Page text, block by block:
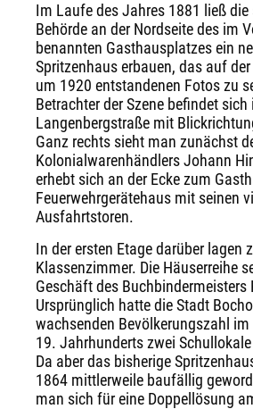
Im Laufe des Jahres 1881 ließ
Behörde an der Nordseite des im
benannten Gasthausplatzes ein
Spritzenhaus erbauen, das auf
um 1920 entstandenen Fotos zu
Betrachter der Szene befindet sich
Langenbergstraße mit
Ganz rechts sieht man zunächst
Kolonialwarenhändlers Johann
erhebt sich an der Ecke zum
Feuerwehrgerätehaus mit seinen
Ausfahrtstoren.
In der ersten Etage darüber lagen
Klassenzimmer. Die Häuserreihe
Geschäft des
Ursprünglich hatte die Stadt
wachsenden Bevölkerungszahl
19. Jahrhunderts zwei
Da aber das bisherige
1864 mittlerweile baufällig
man sich für eine Doppellösung